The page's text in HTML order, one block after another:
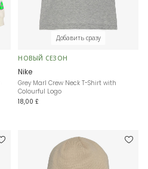
Добавить сразу
НОВЫЙ СЕЗОН
Nike
Grey Marl Crew Neck T-Shirt with
Colourful Logo
18,00 £